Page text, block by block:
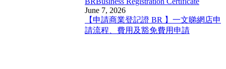
June 7, 2026
【申請商業登記證 BR 】一文睇網店申
請流程、費用及豁免費用申請